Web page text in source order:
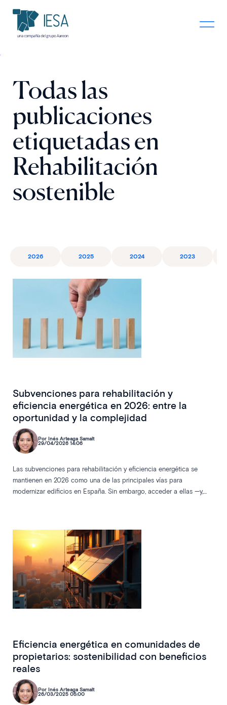
Todas las
publicaciones
etiquetadas en
Rehabilitación
sostenible
2026 2025 2024 2023
Subvenciones para rehabilitación y
eficiencia energética en 2026: entre la
oportunidad y la complejidad
Por Inés Arteaga Samalt
29/04/2026 14:06
Las subvenciones para rehabilitación y eficiencia energética se
mantienen en 2026 como una de las principales vías para
modernizar edificios en España. Sin embargo, acceder a ellas —y,
administrativo cada vez más exigente.
Eficiencia energética en comunidades de
propietarios: sostenibilidad con beneficios
reales
Por Inés Arteaga Samalt
26/03/2025 05:00